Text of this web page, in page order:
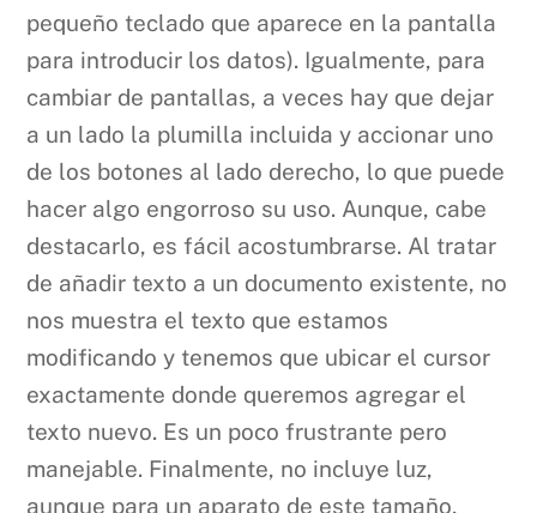
pequeño teclado que aparece en la pantalla
para introducir los datos). Igualmente, para
cambiar de pantallas, a veces hay que dejar
a un lado la plumilla incluida y accionar uno
de los botones al lado derecho, lo que puede
hacer algo engorroso su uso. Aunque, cabe
destacarlo, es fácil acostumbrarse. Al tratar
de añadir texto a un documento existente, no
nos muestra el texto que estamos
modificando y tenemos que ubicar el cursor
exactamente donde queremos agregar el
texto nuevo. Es un poco frustrante pero
manejable. Finalmente, no incluye luz,
aunque para un aparato de este tamaño,